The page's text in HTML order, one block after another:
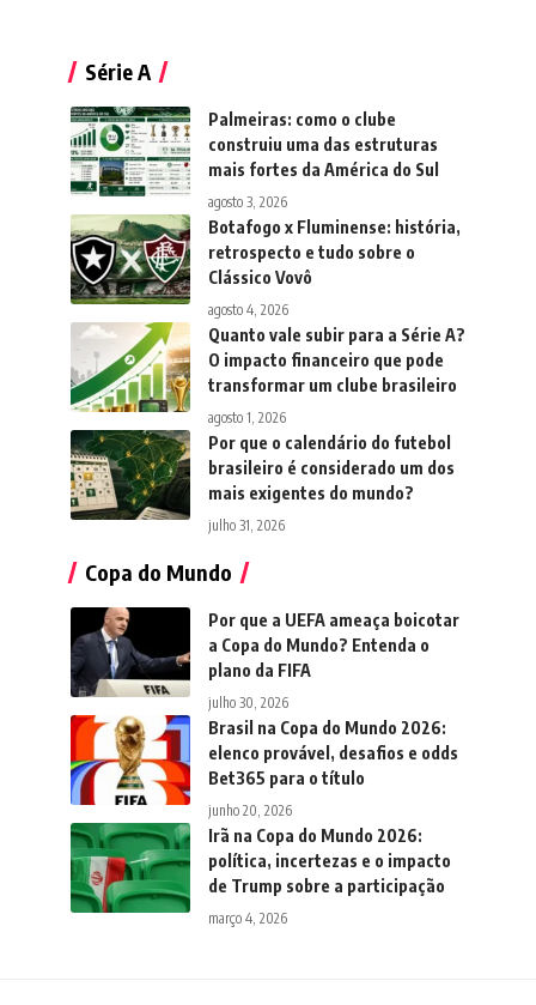
Série A
Palmeiras: como o clube
construiu uma das estruturas
mais fortes da América do Sul
agosto 3, 2026
Botafogo x Fluminense: história,
retrospecto e tudo sobre o
Clássico Vovô
agosto 4, 2026
Quanto vale subir para a Série A?
O impacto financeiro que pode
transformar um clube brasileiro
agosto 1, 2026
Por que o calendário do futebol
brasileiro é considerado um dos
mais exigentes do mundo?
julho 31, 2026
Copa do Mundo
Por que a UEFA ameaça boicotar
a Copa do Mundo? Entenda o
plano da FIFA
julho 30, 2026
Brasil na Copa do Mundo 2026:
elenco provável, desafios e odds
Bet365 para o título
junho 20, 2026
Irã na Copa do Mundo 2026:
política, incertezas e o impacto
de Trump sobre a participação
março 4, 2026